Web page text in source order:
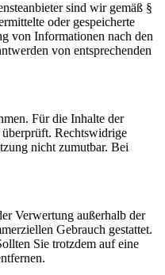
sind wir gemäß §
oder gespeicherte
von Informationen nach den
von entsprechenden
Für die Inhalte der
Rechtswidrige
nicht zumutbar. Bei
Verwertung außerhalb der
Gebrauch gestattet.
Sie trotzdem auf eine